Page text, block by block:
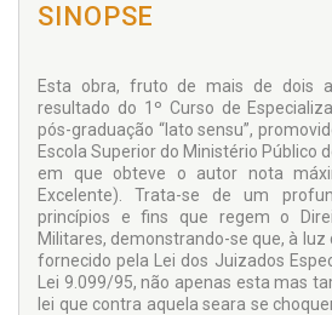
SINOPSE
Esta obra, fruto de mais de dois
resultado do 1º Curso de
pós-graduação “lato sensu”,
Escola Superior do Ministério Público
em que obteve o autor nota
Excelente). Trata-se de um
princípios e fins que regem o
Militares, demonstrando-se que, à
fornecido pela Lei dos Juizados
Lei 9.099/95, não apenas esta mas
lei que contra aquela seara se